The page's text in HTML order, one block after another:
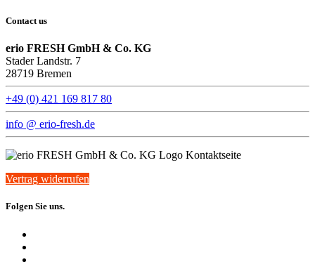
Contact us
erio FRESH GmbH & Co. KG
Stader Landstr. 7
28719 Bremen
+49 (0) 421 169 817 80
info @ erio-fresh.de
Vertrag widerrufen
Folgen Sie uns.